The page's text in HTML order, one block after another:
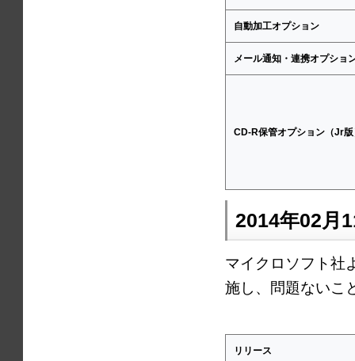
自動加工オプション
メール通知・連携オプショ
CD-R保管オプション（Jr
2014年02月
マイクロソフト社
施し、問題ないこ
リリース